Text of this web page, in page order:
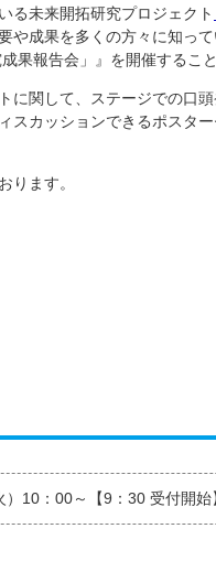
る未来開拓研究プロジェクト
や成果を多くの方々に知っ
果報告会」』を開催するこ
に関して、ステージでの口
スカッションできるポスタ
ります。
）10：00～【9：30 受付開始